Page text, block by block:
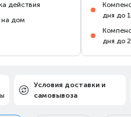
действия
дом
дня до
дня до
Условия доставки и
самовывоза